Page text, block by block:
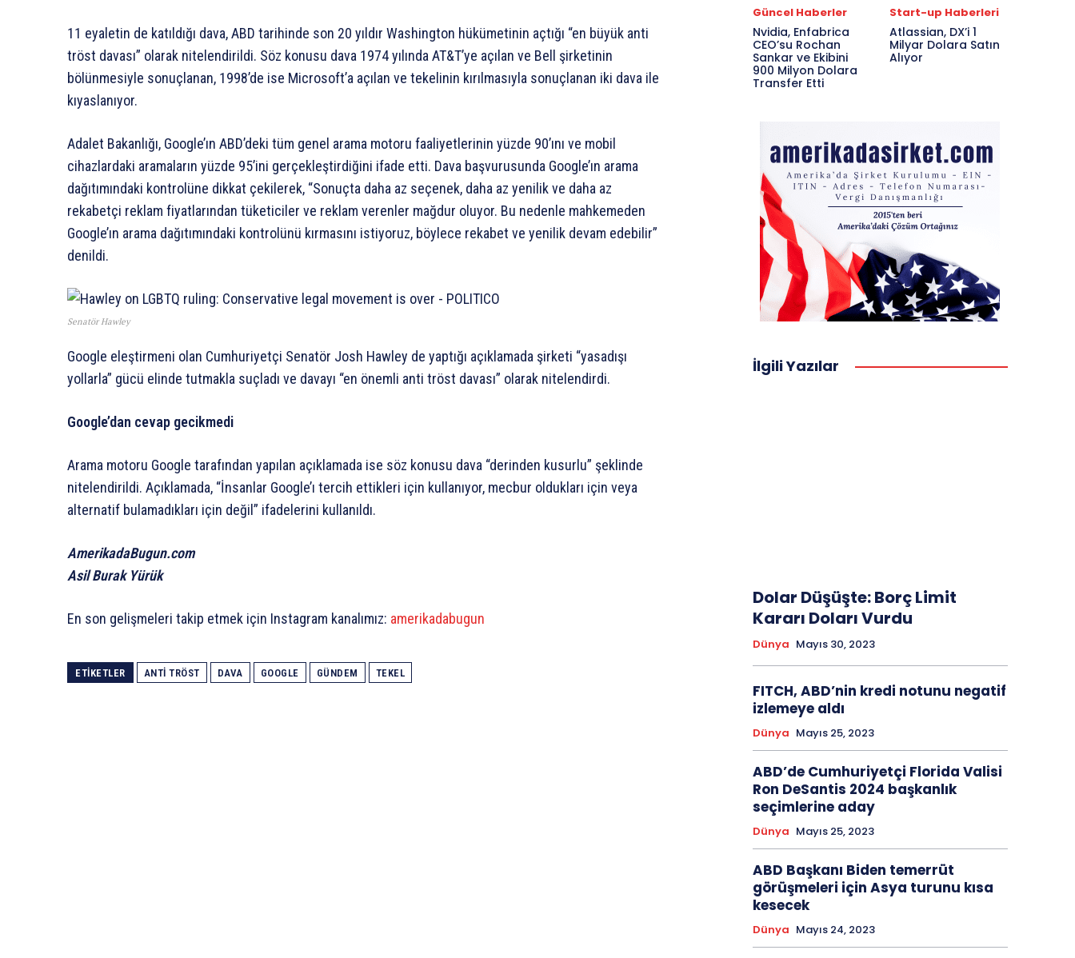
11 eyaletin de katıldığı dava, ABD tarihinde son 20 yıldır Washington hükümetinin açtığı “en büyük anti
tröst davası” olarak nitelendirildi. Söz konusu dava 1974 yılında AT&T’ye açılan ve Bell şirketinin
bölünmesiyle sonuçlanan, 1998’de ise Microsoft’a açılan ve tekelinin kırılmasıyla sonuçlanan iki dava ile
kıyaslanıyor.
Adalet Bakanlığı, Google’ın ABD’deki tüm genel arama motoru faaliyetlerinin yüzde 90’ını ve mobil
cihazlardaki aramaların yüzde 95’ini gerçekleştirdiğini ifade etti. Dava başvurusunda Google’ın arama
dağıtımındaki kontrolüne dikkat çekilerek, “Sonuçta daha az seçenek, daha az yenilik ve daha az
rekabetçi reklam fiyatlarından tüketiciler ve reklam verenler mağdur oluyor. Bu nedenle mahkemeden
Google’ın arama dağıtımındaki kontrolünü kırmasını istiyoruz, böylece rekabet ve yenilik devam edebilir”
denildi.
Senatör Hawley
Google eleştirmeni olan Cumhuriyetçi Senatör Josh Hawley de yaptığı açıklamada şirketi “yasadışı
yollarla” gücü elinde tutmakla suçladı ve davayı “en önemli anti tröst davası” olarak nitelendirdi.
Google’dan cevap gecikmedi
Arama motoru Google tarafından yapılan açıklamada ise söz konusu dava “derinden kusurlu” şeklinde
nitelendirildi. Açıklamada, “İnsanlar Google’ı tercih ettikleri için kullanıyor, mecbur oldukları için veya
alternatif bulamadıkları için değil” ifadelerini kullanıldı.
AmerikadaBugun.com
Asil Burak Yürük
En son gelişmeleri takip etmek için Instagram kanalımız: amerikadabugun
ETIKETLER ANTI TRÖST DAVA GOOGLE GÜNDEM TEKEL
Güncel Haberler
Nvidia, Enfabrica
CEO’su Rochan
Sankar ve Ekibini
900 Milyon Dolara
Transfer Etti
Start-up Haberleri
Atlassian, DX’i 1
Milyar Dolara Satın
Alıyor
İlgili Yazılar
Dolar Düşüşte: Borç Limit
Kararı Doları Vurdu
Dünya Mayıs 30, 2023
FITCH, ABD’nin kredi notunu negatif
izlemeye aldı
Dünya Mayıs 25, 2023
ABD’de Cumhuriyetçi Florida Valisi
Ron DeSantis 2024 başkanlık
seçimlerine aday
Dünya Mayıs 25, 2023
ABD Başkanı Biden temerrüt
görüşmeleri için Asya turunu kısa
kesecek
Dünya Mayıs 24, 2023